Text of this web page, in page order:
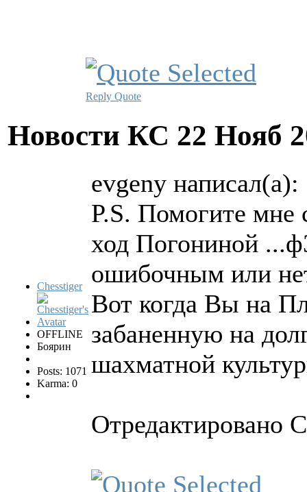
Reply Quote
Новости КС 22 Нояб
Chesstiger
OFFLINE
Боярин
Posts: 1071
Karma: 0
evgeny написал(а):
P.S. Помогите мне
ход Погониной
ошибочным или
Вот когда Вы на
забаненную на
шахматной
Отредактировано